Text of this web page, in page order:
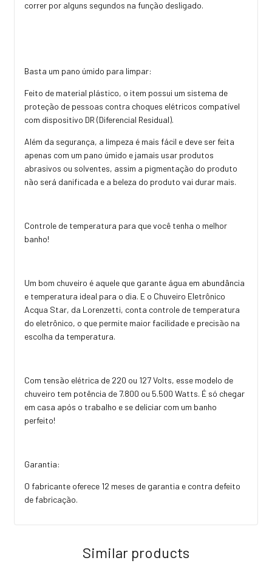
correr por alguns segundos na função desligado.
Basta um pano úmido para limpar:
Feito de material plástico, o item possui um sistema de
proteção de pessoas contra choques elétricos compatível
com dispositivo DR (Diferencial Residual).
Além da segurança, a limpeza é mais fácil e deve ser feita
apenas com um pano úmido e jamais usar produtos
abrasivos ou solventes, assim a pigmentação do produto
não será danificada e a beleza do produto vai durar mais.
Controle de temperatura para que você tenha o melhor
banho!
Um bom chuveiro é aquele que garante água em abundância
e temperatura ideal para o dia. E o Chuveiro Eletrônico
Acqua Star, da Lorenzetti, conta controle de temperatura
do eletrônico, o que permite maior facilidade e precisão na
escolha da temperatura.
Com tensão elétrica de 220 ou 127 Volts, esse modelo de
chuveiro tem potência de 7.800 ou 5.500 Watts. É só chegar
em casa após o trabalho e se deliciar com um banho
perfeito!
Garantia:
O fabricante oferece 12 meses de garantia e contra defeito
de fabricação.
Similar products